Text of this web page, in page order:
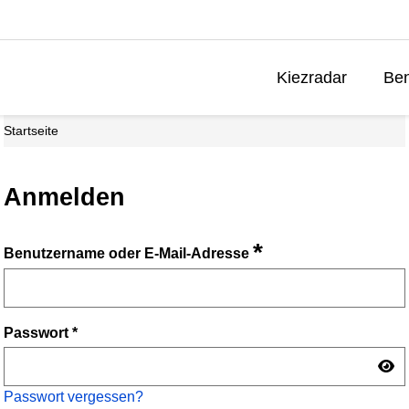
Kiezradar
Startseite
Anmelden
Benutzername oder E-Mail-Adresse*
Passwort*
Passwort vergessen?